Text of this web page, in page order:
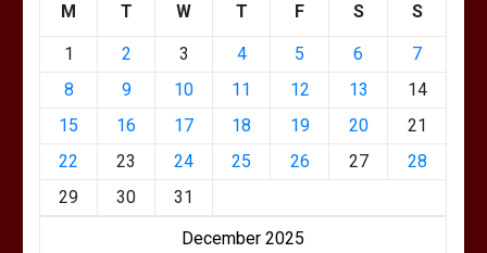
December 2025
M T W T F S S
1 2 3 4 5 6
7
8
9 10 11 12 13
14
15
16 17 18 19 20
21
22
23 24 25 26 27
28
29
30 31